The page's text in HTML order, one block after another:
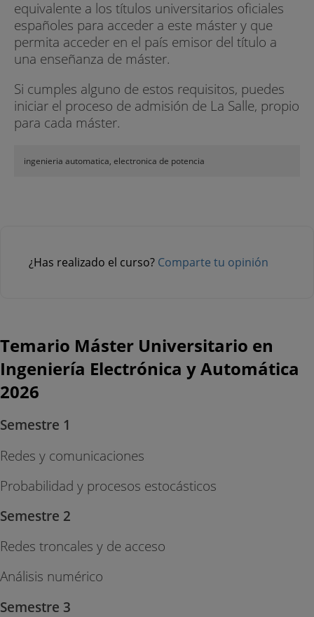
equivalente a los títulos universitarios oficiales
españoles para acceder a este máster y que
permita acceder en el país emisor del título a
una enseñanza de máster.
Si cumples alguno de estos requisitos, puedes
iniciar el proceso de admisión de La Salle, propio
para cada máster.
ingenieria automatica, electronica de potencia
¿Has realizado el curso? Comparte tu opinión
Temario Máster Universitario en
Ingeniería Electrónica y Automática
2026
Semestre 1
Redes y comunicaciones
Probabilidad y procesos estocásticos
Semestre 2
Redes troncales y de acceso
Análisis numérico
Semestre 3